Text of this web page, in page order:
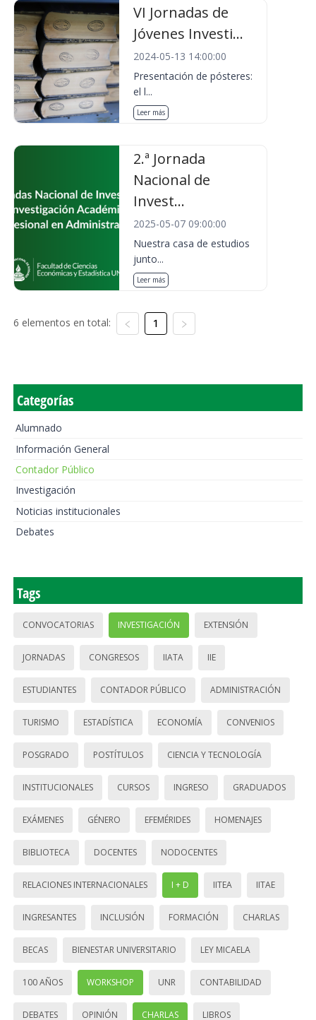
VI Jornadas de
Jóvenes Investi...
2024-05-13 14:00:00
Presentación de pósteres:
el l...
Leer más
2.ª Jornada
Nacional de
Invest...
2025-05-07 09:00:00
Nuestra casa de estudios
junto...
Leer más
6 elementos en total: 1
Categorías
Alumnado
Información General
Contador Público
Investigación
Noticias institucionales
Debates
Tags
CONVOCATORIAS INVESTIGACIÓN EXTENSIÓN
JORNADAS CONGRESOS IIATA IIE
ESTUDIANTES CONTADOR PÚBLICO ADMINISTRACIÓN
TURISMO ESTADÍSTICA ECONOMÍA CONVENIOS
POSGRADO POSTÍTULOS CIENCIA Y TECNOLOGÍA
INSTITUCIONALES CURSOS INGRESO GRADUADOS
EXÁMENES GÉNERO EFEMÉRIDES HOMENAJES
BIBLIOTECA DOCENTES NODOCENTES
RELACIONES INTERNACIONALES I + D IITEA IITAE
INGRESANTES INCLUSIÓN FORMACIÓN CHARLAS
BECAS BIENESTAR UNIVERSITARIO LEY MICAELA
100 AÑOS WORKSHOP UNR CONTABILIDAD
DEBATES OPINIÓN CHARLAS LIBROS